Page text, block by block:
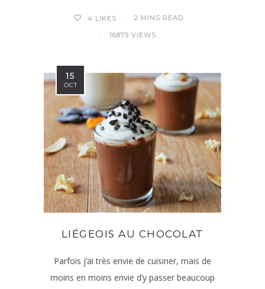
4 LIKES 2 MINS READ
16875 VIEWS
15
OCT
LIÉGEOIS AU CHOCOLAT
Parfois j’ai très envie de cuisiner, mais de
moins en moins envie d’y passer beaucoup